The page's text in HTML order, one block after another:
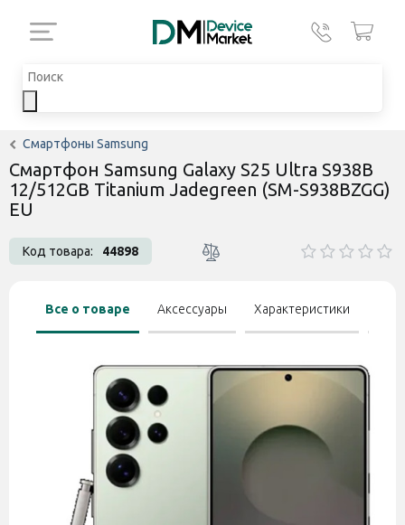
Смартфоны Samsung
Смартфон Samsung Galaxy S25 Ultra S938B
12/512GB Titanium Jadegreen (SM-S938BZGG)
EU
Код товара: 44898
Все о товаре Аксессуары Характеристики